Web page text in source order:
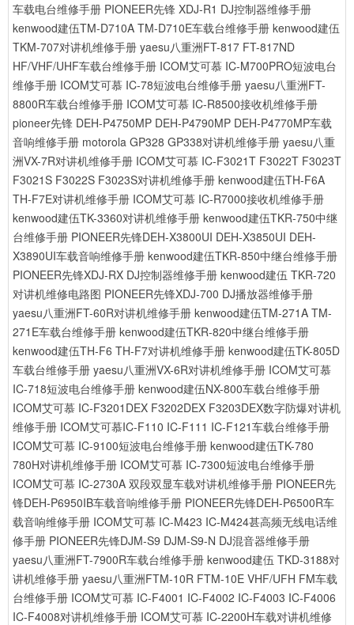
车载电台维修手册 PIONEER先锋 XDJ-R1 DJ控制器维修手册
kenwood建伍TM-D710A TM-D710E车载台维修手册 kenwood建伍
TKM-707对讲机维修手册 yaesu八重洲FT-817 FT-817ND
HF/VHF/UHF车载台维修手册 ICOM艾可慕 IC-M700PRO短波电台
维修手册 ICOM艾可慕 IC-78短波电台维修手册 yaesu八重洲FT-
8800R车载台维修手册 ICOM艾可慕 IC-R8500接收机维修手册
pioneer先锋 DEH-P4750MP DEH-P4790MP DEH-P4770MP车载
音响维修手册 motorola GP328 GP338对讲机维修手册 yaesu八重
洲VX-7R对讲机维修手册 ICOM艾可慕 IC-F3021T F3022T F3023T
F3021S F3022S F3023S对讲机维修手册 kenwood建伍TH-F6A
TH-F7E对讲机维修手册 ICOM艾可慕 IC-R7000接收机维修手册
kenwood建伍TK-3360对讲机维修手册 kenwood建伍TKR-750中继
台维修手册 PIONEER先锋DEH-X3800UI DEH-X3850UI DEH-
X3890UI车载音响维修手册 kenwood建伍TKR-850中继台维修手册
PIONEER先锋XDJ-RX DJ控制器维修手册 kenwood建伍 TKR-720
对讲机维修电路图 PIONEER先锋XDJ-700 DJ播放器维修手册
yaesu八重洲FT-60R对讲机维修手册 kenwood建伍TM-271A TM-
271E车载台维修手册 kenwood建伍TKR-820中继台维修手册
kenwood建伍TH-F6 TH-F7对讲机维修手册 kenwood建伍TK-805D
车载台维修手册 yaesu八重洲VX-6R对讲机维修手册 ICOM艾可慕
IC-718短波电台维修手册 kenwood建伍NX-800车载台维修手册
ICOM艾可慕 IC-F3201DEX F3202DEX F3203DEX数字防爆对讲机
维修手册 ICOM艾可慕IC-F110 IC-F111 IC-F121车载台维修手册
ICOM艾可慕 IC-9100短波电台维修手册 kenwood建伍TK-780
780H对讲机维修手册 ICOM艾可慕 IC-7300短波电台维修手册
ICOM艾可慕 IC-2730A 双段双显车载对讲机维修手册 PIONEER先
锋DEH-P6950IB车载音响维修手册 PIONEER先锋DEH-P6500R车
载音响维修手册 ICOM艾可慕 IC-M423 IC-M424甚高频无线电话维
修手册 PIONEER先锋DJM-S9 DJM-S9-N DJ混音器维修手册
yaesu八重洲FT-7900R车载台维修手册 kenwood建伍 TKD-3188对
讲机维修手册 yaesu八重洲FTM-10R FTM-10E VHF/UFH FM车载
台维修手册 ICOM艾可慕 IC-F4001 IC-F4002 IC-F4003 IC-F4006
IC-F4008对讲机维修手册 ICOM艾可慕 IC-2200H车载对讲机维修